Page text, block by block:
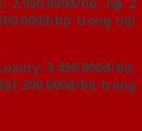
2.950.000đ/bộ, nẹp 2
bộ trong nội
3.450.000đ/bộ,
300.000đ/bộ trong